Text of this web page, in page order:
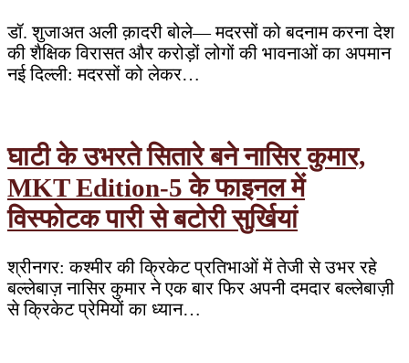
डॉ. शुजाअत अली क़ादरी बोले— मदरसों को बदनाम करना देश
की शैक्षिक विरासत और करोड़ों लोगों की भावनाओं का अपमान
नई दिल्ली: मदरसों को लेकर…
घाटी के उभरते सितारे बने नासिर कुमार,
MKT Edition-5 के फाइनल में
विस्फोटक पारी से बटोरी सुर्खियां
श्रीनगर: कश्मीर की क्रिकेट प्रतिभाओं में तेजी से उभर रहे
बल्लेबाज़ नासिर कुमार ने एक बार फिर अपनी दमदार बल्लेबाज़ी
से क्रिकेट प्रेमियों का ध्यान…